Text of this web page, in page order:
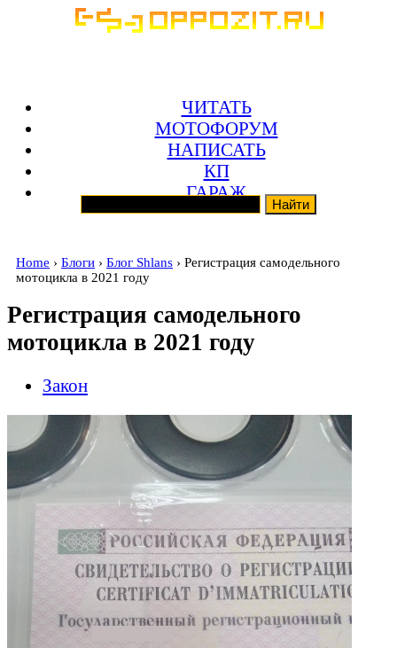
ЧИТАТЬ
МОТОФОРУМ
НАПИСАТЬ
КП
ГАРАЖ
Home › Блоги › Блог Shlans › Регистрация самодельного
мотоцикла в 2021 году
Регистрация самодельного
мотоцикла в 2021 году
Закон